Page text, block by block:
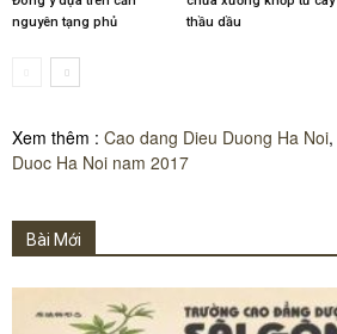
nguyên tạng phủ
thầu dầu
Xem thêm : Cao dang Dieu Duong Ha Noi,
Duoc Ha Noi nam 2017
Bài Mới